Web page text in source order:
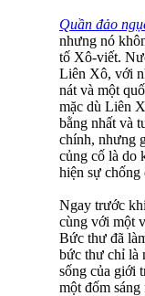
Quần đảo
nhưng nó
tố Xô-viết.
Liên Xô, với
nát và một
mặc dù Liên
bằng nhất và
chính, nhưng
củng cố là do
hiện sự
Ngay trước
cùng với một
Bức thư đã
bức thư chỉ là
sống của giới
một đốm